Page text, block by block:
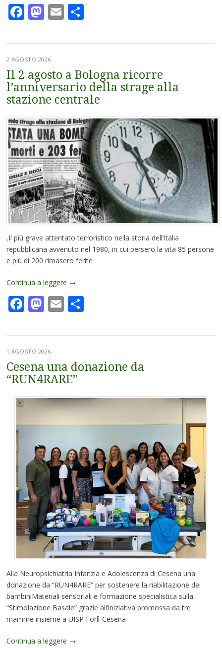
Facebook
Mastodon
EmailCondividi
2 AGOSTO 2026
Il 2 agosto a Bologna ricorre
l’anniversario della strage alla
stazione centrale
,Il più grave attentato terroristico nella storia dell’Italia
repubblicana avvenuto nel 1980, in cui persero la vita 85 persone
e più di 200 rimasero ferite
Continua a leggere →
Facebook
Mastodon
EmailCondividi
1 AGOSTO 2026
Cesena una donazione da
“RUN4RARE”
Alla Neuropsichiatria Infanzia e Adolescenza di Cesena una
donazione da “RUN4RARE” per sostenere la riabilitazione dei
bambiniMateriali sensoriali e formazione specialistica sulla
“Stimolazione Basale” grazie all’iniziativa promossa da tre
mamme insieme a UISP Forlì-Cesena
Continua a leggere →